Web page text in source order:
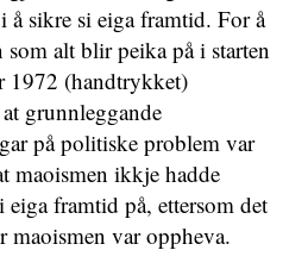
å sikre si eiga framtid. For å
alt blir peika på i starten
1972 (handtrykket)
grunnleggande
på politiske problem var
maoismen ikkje hadde
framtid på, ettersom det
maoismen var oppheva.